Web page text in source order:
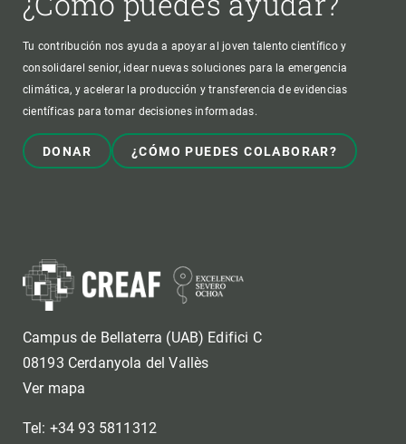
Tu contribución nos ayuda a apoyar al joven talento científico y
consolidarel senior, idear nuevas soluciones para la emergencia
climática, y acelerar la producción y transferencia de evidencias
científicas para tomar decisiones informadas.
DONAR ¿CÓMO PUEDES COLABORAR?
Campus de Bellaterra (UAB) Edifici C
08193 Cerdanyola del Vallès
Ver mapa
Tel: +34 93 5811312